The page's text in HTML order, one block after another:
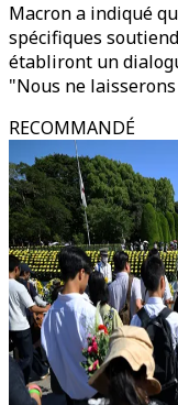
Macron a indiqué
spécifiques
établiront un
"Nous ne
RECOMMANDÉ